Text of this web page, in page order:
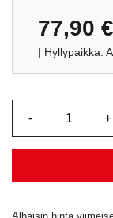
perustuen
asiakkaan
77,90 €
| Hyllypaikka: